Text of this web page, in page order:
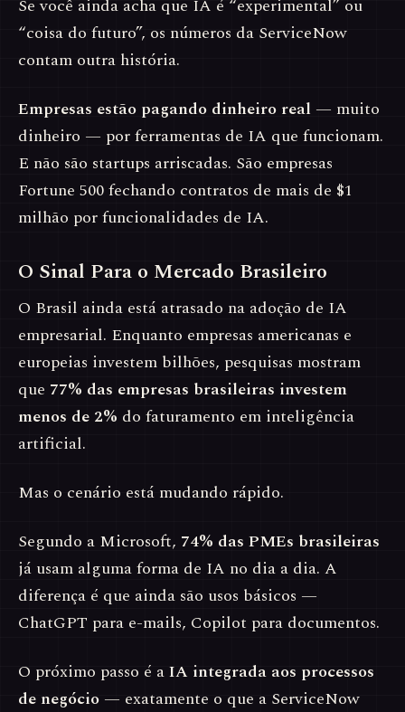
Se você ainda acha que IA é “experimental” ou
“coisa do futuro”, os números da ServiceNow
contam outra história.
Empresas estão pagando dinheiro real — muito
dinheiro — por ferramentas de IA que funcionam.
E não são startups arriscadas. São empresas
Fortune 500 fechando contratos de mais de $1
milhão por funcionalidades de IA.
O Sinal Para o Mercado Brasileiro
O Brasil ainda está atrasado na adoção de IA
empresarial. Enquanto empresas americanas e
europeias investem bilhões, pesquisas mostram
que 77% das empresas brasileiras investem
menos de 2% do faturamento em inteligência
artificial.
Mas o cenário está mudando rápido.
Segundo a Microsoft, 74% das PMEs brasileiras
já usam alguma forma de IA no dia a dia. A
diferença é que ainda são usos básicos —
ChatGPT para e-mails, Copilot para documentos.
O próximo passo é aIA integrada aos processos
de negócio — exatamente o que a ServiceNow